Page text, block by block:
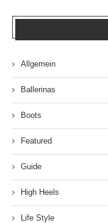
Allgemein
Ballerinas
Boots
Featured
Guide
High Heels
Life Style